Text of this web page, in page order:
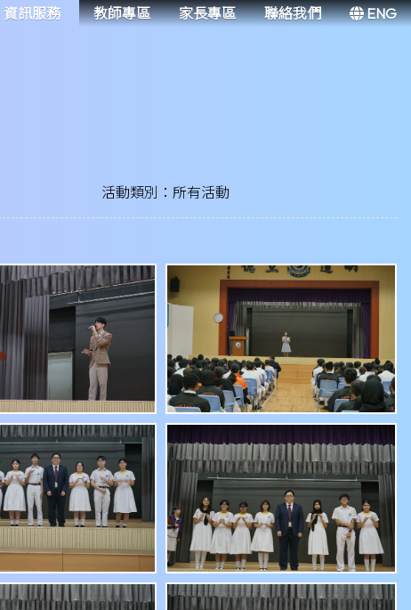
資訊服務 教師專區 家長專區 聯絡我們 ENG
活動類別：所有活動